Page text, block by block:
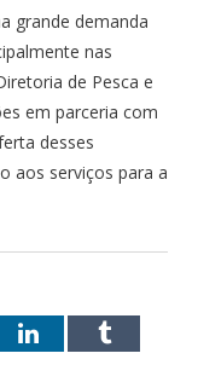
grande demanda
nas
de Pesca e
em parceria com
desses
aos serviços para a
LinkedInTumblr